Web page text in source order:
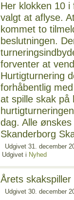
Her klokken 10
valgt at aflyse.
kommet to
beslutningen.
forventer at
Hurtigturnering
forhåbentlig
at spille skak på
dag. Alle
Skanderborg
Udgivet 31. december
Udgivet i Nyhed
Årets skakspiller
Udgivet 30. december